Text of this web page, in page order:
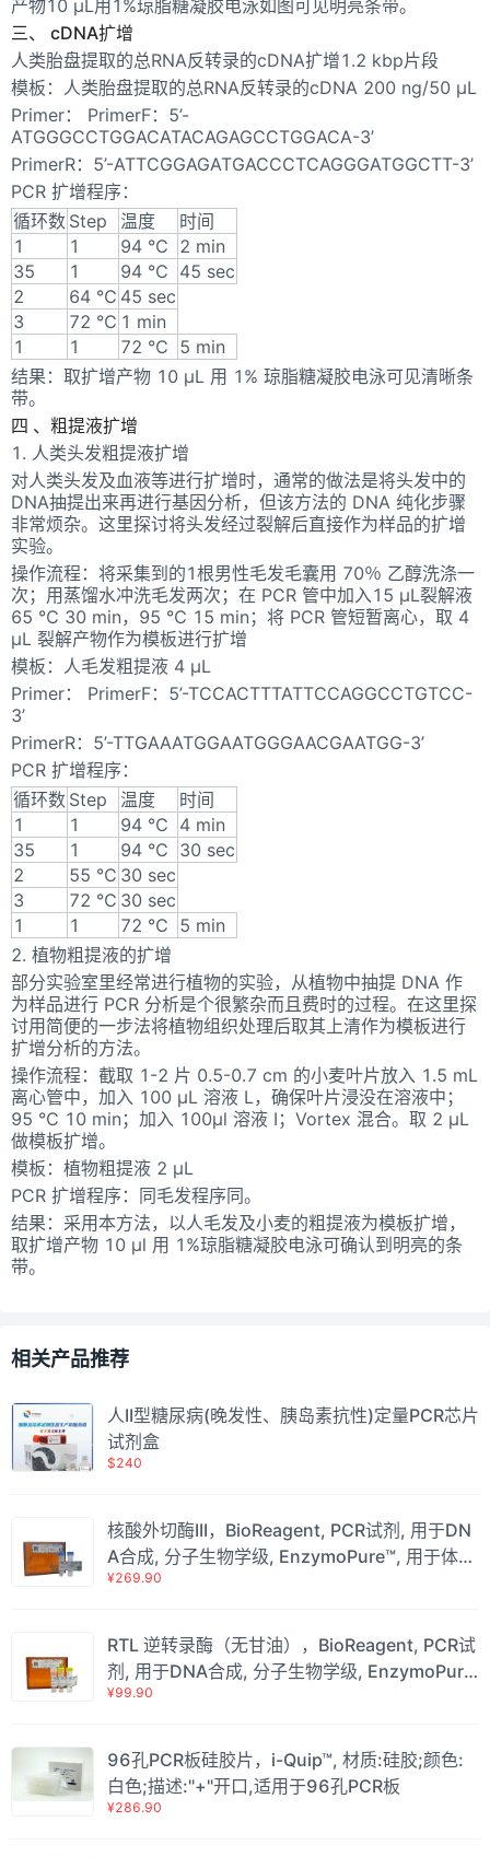
产物10 μL用1%琼脂糖凝胶电泳如图可见明亮条带。
三、 cDNA扩增
人类胎盘提取的总RNA反转录的cDNA扩增1.2 kbp片段
模板：人类胎盘提取的总RNA反转录的cDNA 200 ng/50 μL
Primer： PrimerF：5’-
ATGGGCCTGGACATACAGAGCCTGGACA-3’
PrimerR：5’-ATTCGGAGATGACCCTCAGGGATGGCTT-3’
PCR 扩增程序：
循环数 Step 温度
时间
1
1 94 ℃ 2 min
35
1 94 ℃ 45 sec
2
64 ℃ 45 sec
3
72 ℃ 1 min
1
1 72 ℃ 5 min
结果：取扩增产物 10 μL 用 1% 琼脂糖凝胶电泳可见清晰条
带。
四 、粗提液扩增
1. 人类头发粗提液扩增
对人类头发及血液等进行扩增时，通常的做法是将头发中的
DNA抽提出来再进行基因分析，但该方法的 DNA 纯化步骤
非常烦杂。这里探讨将头发经过裂解后直接作为样品的扩增
实验。
操作流程：将采集到的1根男性毛发毛囊用 70％ 乙醇洗涤一
次；用蒸馏水冲洗毛发两次；在 PCR 管中加入15 μL裂解液
65 ℃ 30 min，95 ℃ 15 min；将 PCR 管短暂离心，取 4
μL 裂解产物作为模板进行扩增
模板：人毛发粗提液 4 μL
Primer： PrimerF：5’-TCCACTTTATTCCAGGCCTGTCC-
3’
PrimerR：5’-TTGAAATGGAATGGGAACGAATGG-3’
PCR 扩增程序：
循环数 Step 温度
时间
1
1 94 ℃ 4 min
35
1 94 ℃ 30 sec
2
55 ℃ 30 sec
3
72 ℃ 30 sec
1
1 72 ℃ 5 min
2. 植物粗提液的扩增
部分实验室里经常进行植物的实验，从植物中抽提 DNA 作
为样品进行 PCR 分析是个很繁杂而且费时的过程。在这里探
讨用简便的一步法将植物组织处理后取其上清作为模板进行
扩增分析的方法。
操作流程：截取 1-2 片 0.5-0.7 cm 的小麦叶片放入 1.5 mL
离心管中，加入 100 μL 溶液 L，确保叶片浸没在溶液中；
95 ℃ 10 min；加入 100μl 溶液 I；Vortex 混合。取 2 μL
做模板扩增。
模板：植物粗提液 2 μL
PCR 扩增程序：同毛发程序同。
结果：采用本方法，以人毛发及小麦的粗提液为模板扩增，
取扩增产物 10 μl 用 1%琼脂糖凝胶电泳可确认到明亮的条
带。
相关产品推荐
人II型糖尿病(晚发性、胰岛素抗性)定量PCR芯片
试剂盒
$240
核酸外切酶III，BioReagent, PCR试剂, 用于DN
A合成, 分子生物学级, EnzymoPure™, 用于体外
转录, for DNA and RNA applications, 100 U/
¥269.90
RTL 逆转录酶（无甘油），BioReagent, PCR试
剂, 用于DNA合成, 分子生物学级, EnzymoPure
™, 无RNA酶, 用于体外转录, for DNA and RNA
¥99.90
96孔PCR板硅胶片，i-Quip™, 材质:硅胶;颜色:
白色;描述:"+"开口,适用于96孔PCR板
¥286.90